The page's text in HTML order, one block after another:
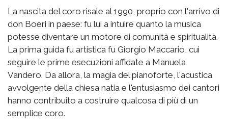
La nascita del coro risale al 1990, proprio con l'arrivo di
don Boeri in paese: fu lui a intuire quanto la musica
potesse diventare un motore di comunità e spiritualità.
La prima guida fu artistica fu Giorgio Maccario, cui
seguire le prime esecuzioni affidate a Manuela
Vandero. Da allora, la magia del pianoforte, l'acustica
avvolgente della chiesa natia e l'entusiasmo dei cantori
hanno contribuito a costruire qualcosa di più di un
semplice coro.